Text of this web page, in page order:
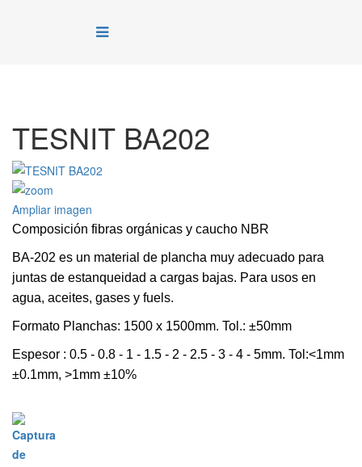
TESNIT BA202
Ampliar imagen
Composición fibras orgánicas y caucho NBR
BA-202 es un material de plancha muy adecuado para
juntas de estanqueidad a cargas bajas. Para usos en
agua, aceites, gases y fuels.
Formato Planchas: 1500 x 1500mm. Tol.: ±50mm
Espesor : 0.5 - 0.8 - 1 - 1.5 - 2 - 2.5 - 3 - 4 - 5mm. Tol:<1mm
±0.1mm, >1mm ±10%